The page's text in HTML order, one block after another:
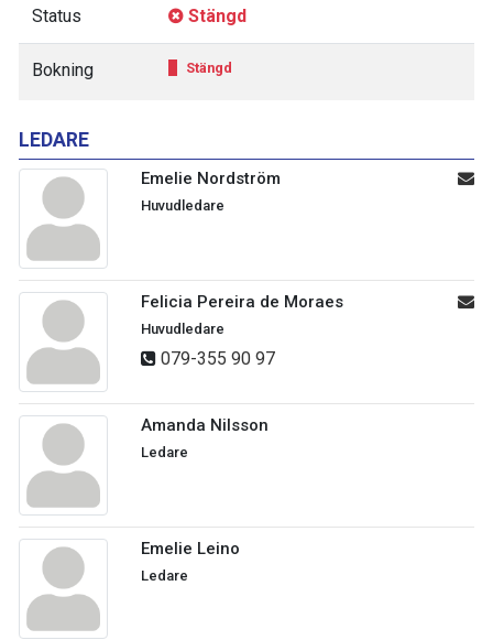
LEDARE
Emelie Nordström
Huvudledare
Felicia Pereira de Moraes
Huvudledare
079-355 90 97
Amanda Nilsson
Ledare
Emelie Leino
Ledare
Status Stängd
Bokning Stängd